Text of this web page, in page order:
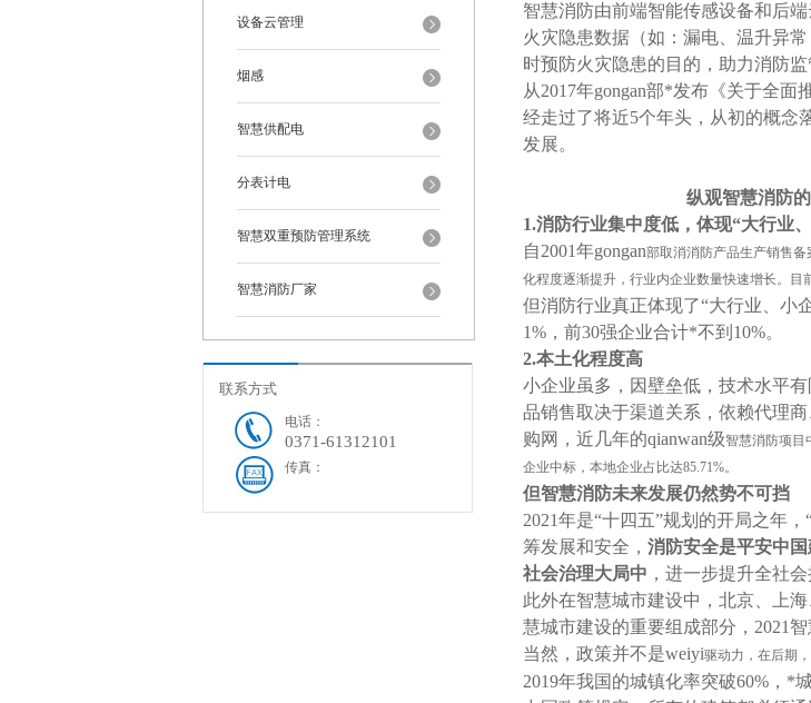
设备云管理
烟感
智慧供配电
分表计电
智慧双重预防管理系统
智慧消防厂家
联系方式
电话：
0371-61312101
传真：
智慧消防由前端智能传感设备和后
火灾隐患数据（如：漏电、温升异
时预防火灾隐患的目的，助力消防监
从2017年gongan部*发布《关于全面
经走过了将近5个年头，从初的概念
发展。
纵观智慧消防
1.消防行业集中度低，体现“大行业
自2001年gongan部取消消防产品生产销售
化程度逐渐提升，行业内企业数量快速增长。目
但消防行业真正体现了“大行业、小
1% ，前30强企业合计*不到 10%。
2.本土化程度高
小企业虽多，因壁垒低，技术水平
品销售取决于渠道关系，依赖代理
购网，近几年的qianwan级智慧消防项目
企业中标，本地企业占比达85.71%。
但智慧消防未来发展仍然势不可挡
2021年是“十四五”规划的开局之年
筹发展和安全， 消防安全是平安中
社会治理大局中 ，进一步提升全社
此外在智慧城市建设中，北京、上
慧城市建设的重要组成部分， 2021
当然，政策并不是weiyi驱动力，在后期
2019年我国的城镇化率突破60% ，*